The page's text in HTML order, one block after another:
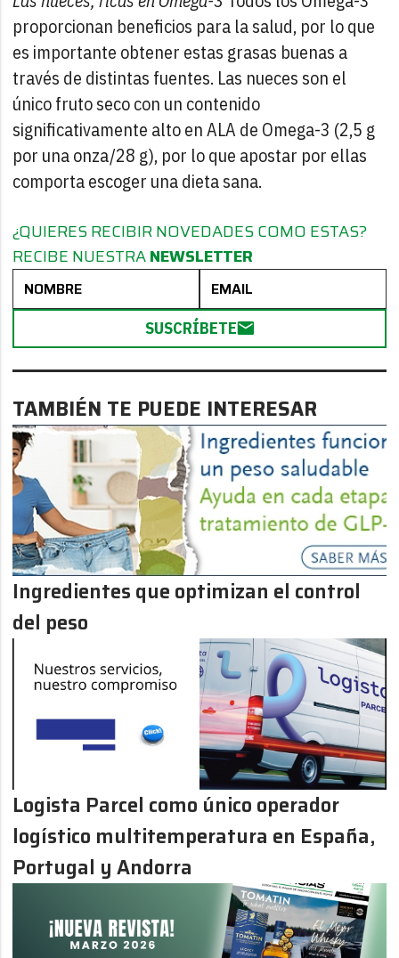
proporcionan beneficios para la salud, por lo que
es importante obtener estas grasas buenas a
través de distintas fuentes. Las nueces son el
único fruto seco con un contenido
significativamente alto en ALA de Omega-3 (2,5 g
por una onza/28 g), por lo que apostar por ellas
comporta escoger una dieta sana.
¿QUIERES RECIBIR NOVEDADES COMO ESTAS?
RECIBE NUESTRANEWSLETTER
SUSCRÍBETE
TAMBIÉN TE PUEDE INTERESAR
Ingredientes que optimizan el control
del peso
Logista Parcel como único operador
logístico multitemperatura en España,
Portugal y Andorra